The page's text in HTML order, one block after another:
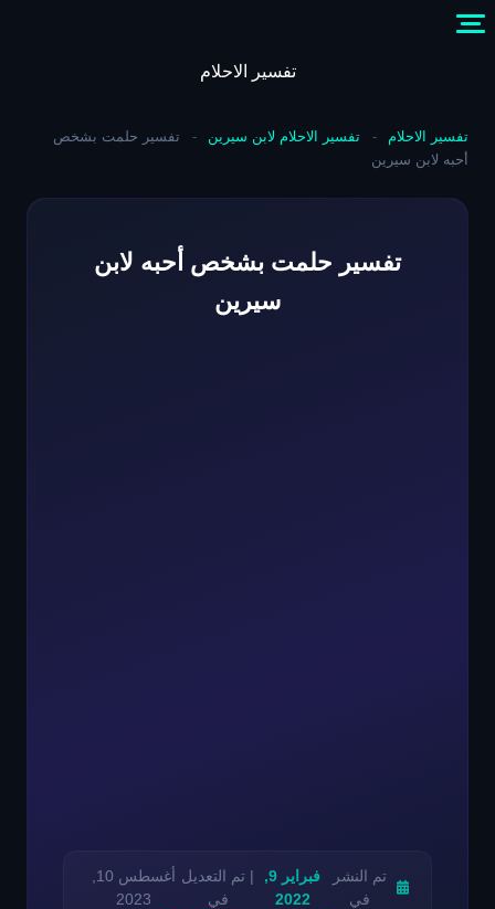
content
تفسير الاحلام
تفسير الاحلام - تفسير الاحلام لابن سيرين -
تفسير حلمت بشخص
أحبه لابن سيرين
تفسير حلمت بشخص أحبه لابن
سيرين
تم النشر
في
فبراير 9,
2022
| تم التعديل
في
أغسطس 10,
2023